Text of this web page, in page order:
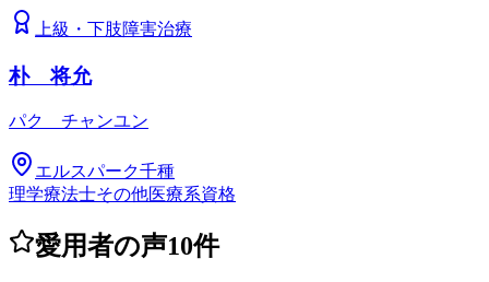
上級 ・ 下肢障害治療
朴 将允
パク チャンユン
エルスパーク千種
理学療法士その他医療系資格
愛用者の声10件